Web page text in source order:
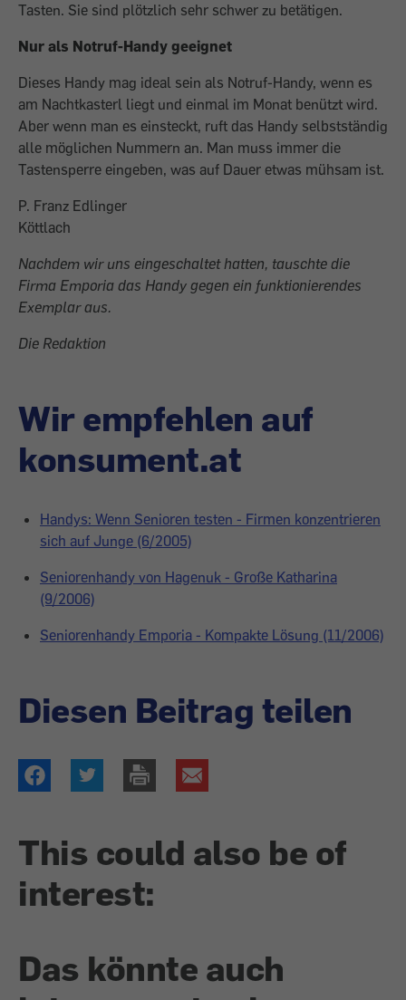
Tasten. Sie sind plötzlich sehr schwer zu betätigen.
Nur als Notruf-Handy geeignet
Dieses Handy mag ideal sein als Notruf-Handy, wenn es
am Nachtkasterl liegt und einmal im Monat benützt wird.
Aber wenn man es einsteckt, ruft das Handy selbstständig
alle möglichen Nummern an. Man muss immer die
Tastensperre eingeben, was auf Dauer etwas mühsam ist.
P. Franz Edlinger
Köttlach
Nachdem wir uns eingeschaltet hatten, tauschte die
Firma Emporia das Handy gegen ein funktionierendes
Exemplar aus.
Die Redaktion
Wir empfehlen auf
konsument.at
Handys: Wenn Senioren testen - Firmen konzentrieren
sich auf Junge (6/2005)
Seniorenhandy von Hagenuk - Große Katharina
(9/2006)
Seniorenhandy Emporia - Kompakte Lösung (11/2006)
Diesen Beitrag teilen
This could also be of
interest:
Das könnte auch